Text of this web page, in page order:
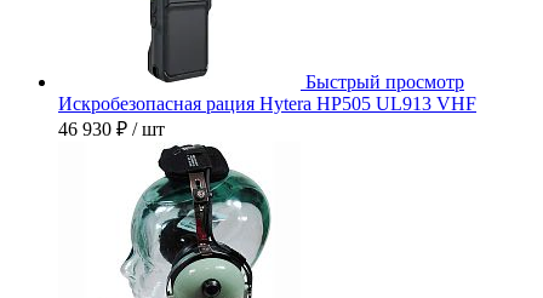
Быстрый просмотр
Искробезопасная рация Hytera HP505 UL913 VHF
46 930 ₽ / шт